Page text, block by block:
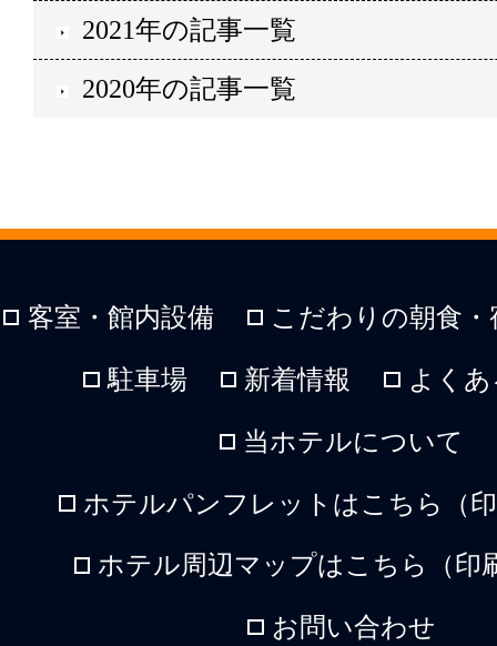
2021年の記事一覧
2020年の記事一覧
客室・館内設備 こだわりの朝食
駐車場 新着情報 よく
当ホテルについて
ホテルパンフレットはこちら（
ホテル周辺マップはこちら（印
お問い合わせ